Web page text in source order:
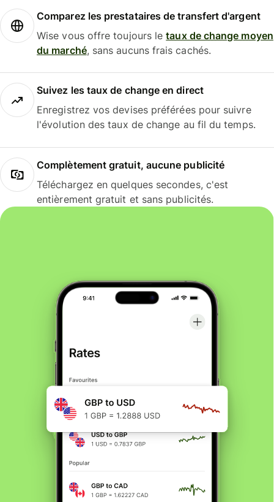
Comparez les prestataires de transfert d'argent
Wise vous offre toujours letaux de change moyen
du marché, sans aucuns frais cachés.
Suivez les taux de change en direct
Enregistrez vos devises préférées pour suivre
l'évolution des taux de change au fil du temps.
Complètement gratuit, aucune publicité
Téléchargez en quelques secondes, c'est
entièrement gratuit et sans publicités.